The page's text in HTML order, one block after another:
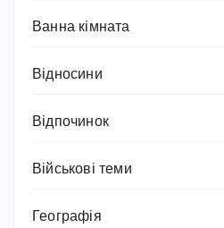
Ванна кімната
Відносини
Відпочинок
Військові теми
Географія